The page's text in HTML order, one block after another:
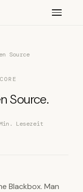
Source
Source.
Lesezeit
Blackbox. Man